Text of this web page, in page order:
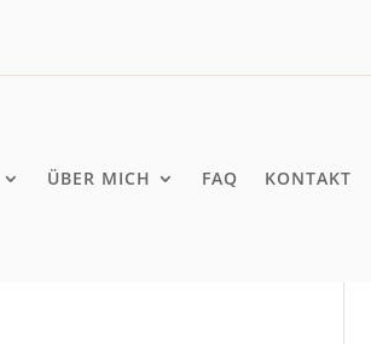
ÜBER MICH FAQ KONTAKT